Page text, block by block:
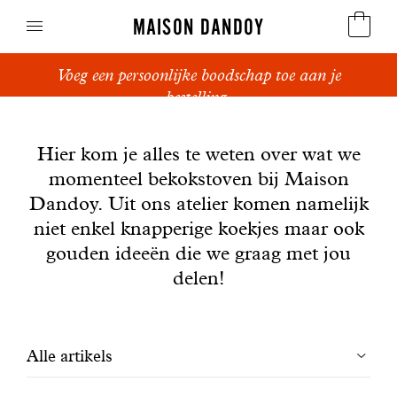
MAISON DANDOY
Speculoos
Suikerbrood en peperkoek
Cakes
Snoepgoed
Voeg een persoonlijke boodschap toe aan je
bestelling.
Hier kom je alles te weten over wat we
momenteel bekokstoven bij Maison
Dandoy. Uit ons atelier komen namelijk
niet enkel knapperige koekjes maar ook
gouden ideeën die we graag met jou
delen!
Filtrer
Alle artikels